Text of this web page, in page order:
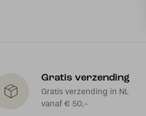
Gratis verzending
Gratis verzending in NL
vanaf € 50,-